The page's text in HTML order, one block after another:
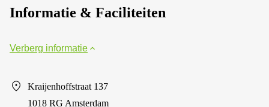
Informatie & Faciliteiten
Verberg informatie
Kraijenhoffstraat 137
1018 RG Amsterdam